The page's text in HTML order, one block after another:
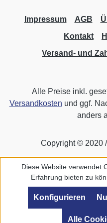
Impressum AGB
Kontakt
Versand- und
Alle Preise inkl.
Versandkosten und ggf.
anders
Copyright © 2020
Diese Website verwendet
Erfahrung bieten zu
Konfigurieren
Alle